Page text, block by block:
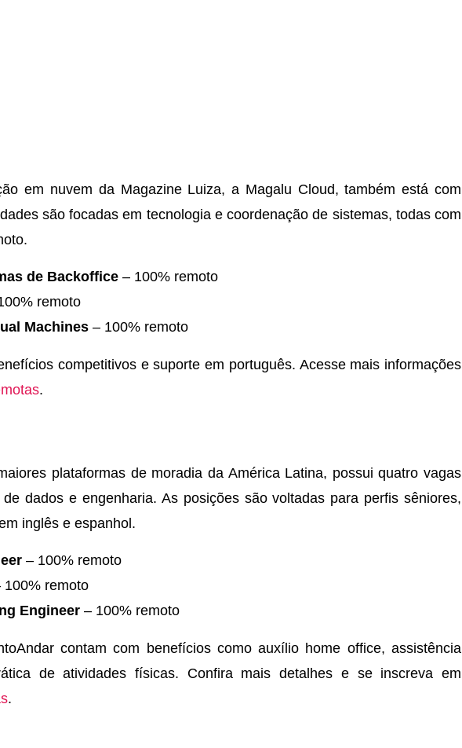
em nuvem da Magazine Luiza, a Magalu Cloud, também está com
são focadas em tecnologia e coordenação de sistemas, todas com
de Backoffice – 100% remoto
remoto
Machines – 100% remoto
competitivos e suporte em português. Acesse mais informações
.
plataformas de moradia da América Latina, possui quatro vagas
dados e engenharia. As posições são voltadas para perfis sêniores,
inglês e espanhol.
– 100% remoto
100% remoto
Engineer – 100% remoto
contam com benefícios como auxílio home office, assistência
de atividades físicas. Confira mais detalhes e se inscreva em
.